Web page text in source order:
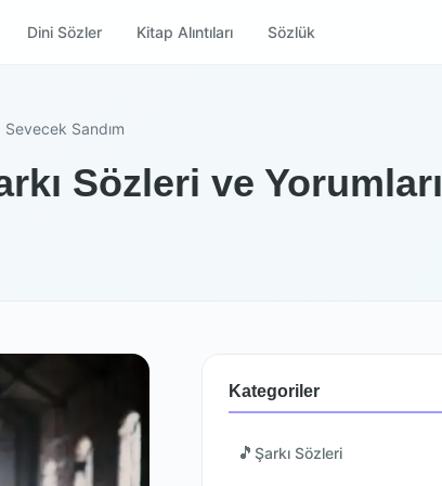
Dini Sözler Kitap Alıntıları Sözlük
Sandım
Sözleri ve Yorumları
Kategoriler
🎵 Şarkı Sözleri